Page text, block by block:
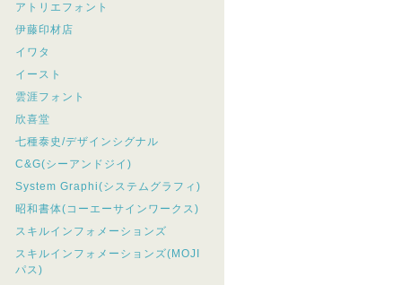
アトリエフォント
伊藤印材店
イワタ
イースト
雲涯フォント
欣喜堂
七種泰史/デザインシグナル
C&G(シーアンドジイ)
System Graphi(システムグラフィ)
昭和書体(コーエーサインワークス)
スキルインフォメーションズ
スキルインフォメーションズ(MOJI
パス)